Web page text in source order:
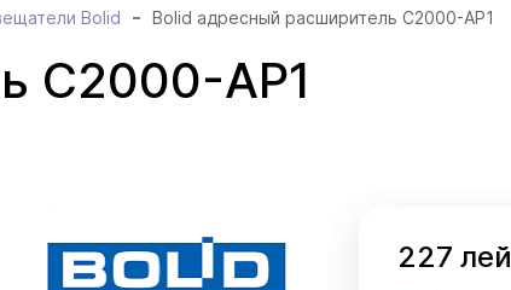
Bolid Bolid адресный расширитель С2000-АР1
С2000-АР1
227 лей